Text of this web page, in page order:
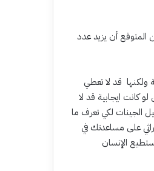
المتوقع أن يزيد عدد
ولكنها قد لا تعطي
كانت ايجابية قد لا
الجينات لكي تعرف ما
على مساعدتك في
الإنسان